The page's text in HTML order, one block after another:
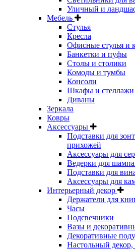
Уличный и
Мебель
Стулья
Кресла
Офисные стулья и
Банкетки и пуфы
Столы и столики
Комоды и тумбы
Консоли
Шкафы и стеллажи
Диваны
Зеркала
Ковры
Аксессуары
Подставки для
прихожей
Аксессуары для
Ведерки для
Подставки для
Аксессуары для
Интерьерный декор
Держатели для
Часы
Подсвечники
Вазы и
Декоративные
Настольный декор,